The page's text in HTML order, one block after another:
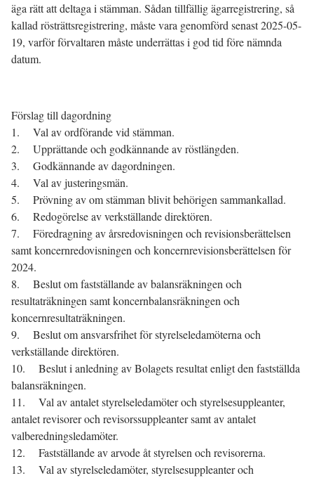
äga rätt att deltaga i stämman. Sådan tillfällig ägarregistrering, så
kallad rösträttsregistrering, måste vara genomförd senast 2025-05-
19, varför förvaltaren måste underrättas i god tid före nämnda
datum.
Förslag till dagordning
1. Val av ordförande vid stämman.
2. Upprättande och godkännande av röstlängden.
3. Godkännande av dagordningen.
4. Val av justeringsmän.
5. Prövning av om stämman blivit behörigen sammankallad.
6. Redogörelse av verkställande direktören.
7. Föredragning av årsredovisningen och revisionsberättelsen
samt koncernredovisningen och koncernrevisionsberättelsen för
2024.
8. Beslut om fastställande av balansräkningen och
resultaträkningen samt koncernbalansräkningen och
koncernresultaträkningen.
9. Beslut om ansvarsfrihet för styrelseledamöterna och
verkställande direktören.
10. Beslut i anledning av Bolagets resultat enligt den fastställda
balansräkningen.
11. Val av antalet styrelseledamöter och styrelsesuppleanter,
antalet revisorer och revisorssuppleanter samt av antalet
valberedningsledamöter.
12. Fastställande av arvode åt styrelsen och revisorerna.
13. Val av styrelseledamöter, styrelsesuppleanter och